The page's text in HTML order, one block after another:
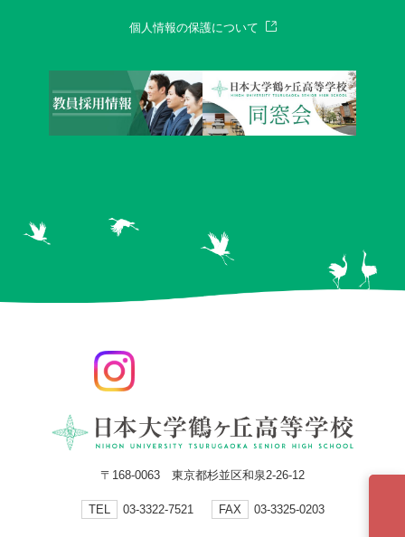
個人情報の保護について
〒168-0063 東京都杉並区和泉2-26-12
TEL 03-3322-7521 FAX 03-3325-0203